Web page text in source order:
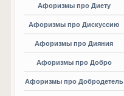
Афоризмы про Диету
Афоризмы про Дискуссию
Афоризмы про Дияния
Афоризмы про Добро
Афоризмы про Добродетель